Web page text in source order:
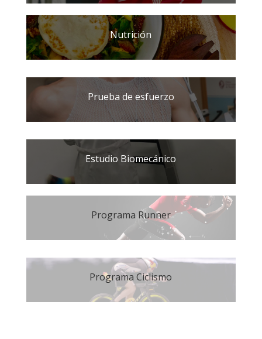
Nutrición
Prueba de esfuerzo
Estudio Biomecánico
Programa Runner
Programa Ciclismo